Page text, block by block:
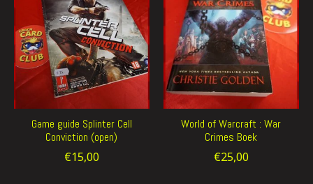
Game guide Splinter Cell
Conviction (open)
€15,00
World of Warcraft : War
Crimes Boek
€25,00